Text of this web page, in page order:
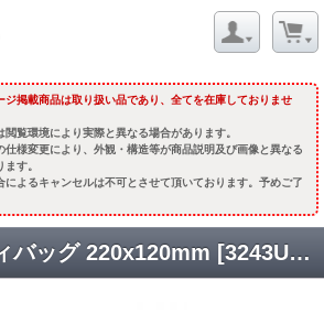
ジ掲載商品は取り扱い品であり、全てを在庫しておりませ
閲覧環境により実際と異なる場合があります。
仕様変更により、外観・構造等が商品説明及び画像と異なる
す。
によるキャンセルは不可とさせて頂いております。予めご了
Li-Po セーフティバッグ 220x120mm [3243U] [取寄]